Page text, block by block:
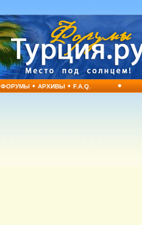
ФОРУМЫ•АРХИВЫ•F.A.Q. •